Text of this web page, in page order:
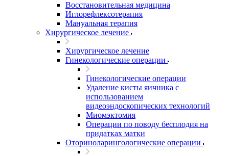
Восстановительная медицина
Иглорефлексотерапия
Мануальная терапия
Хирургическое лечение
Хирургическое лечение
Гинекологические операции
Гинекологические операции
Удаление кисты яичника с
использованием
видеоэндоскопических технологий
Миомэктомия
Операции по поводу бесплодия на
придатках матки
Оториноларингологические операции